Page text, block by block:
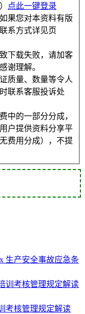
点此一键登录
果您对本资料有版
系方式详见页
下载失败，请加客
谢理解。
质量、数量等令人
联系客服投诉处
中的一部分分成，
户提供资料分享平
费用分成），不提
生产安全事故应急条
考核管理规定解读